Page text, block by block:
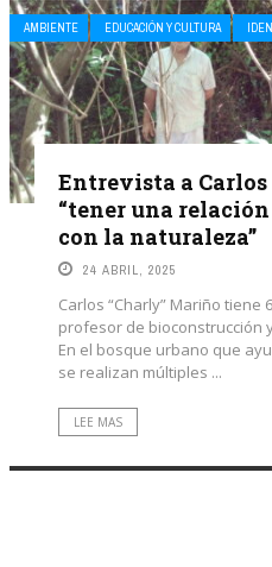
AMBIENTE EDUCACIÓN Y CULTURA
Entrevista a
“tener una
con la naturaleza”
24 ABRIL, 2025
Carlos “Charly” Mariño tiene
profesor de bioconstrucción
En el bosque urbano que
se realizan múltiples ...
LEE MAS